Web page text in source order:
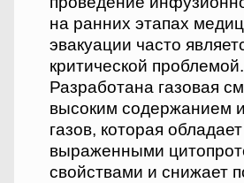
на ранних этапах
эвакуации часто
критической проблемой.
Разработана газовая
высоким содержанием
газов, которая обладает
выраженными
свойствами и снижает